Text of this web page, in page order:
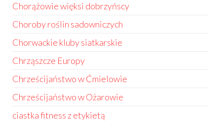
Chorążowie więksi dobrzyńscy
Choroby roślin sadowniczych
Chorwackie kluby siatkarskie
Chrząszcze Europy
Chrześcijaństwo w Ćmielowie
Chrześcijaństwo w Ożarowie
ciastka fitness z etykietą